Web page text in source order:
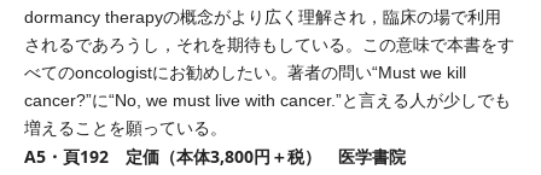
dormancy therapyの概念がより広く理解され，臨床の場で利用
されるであろうし，それを期待もしている。この意味で本書をす
べてのoncologistにお勧めしたい。著者の問い“Must we kill
cancer?”に“No, we must live with cancer.”と言える人が少しでも
増えることを願っている。
A5・頁192 定価（本体3,800円＋税） 医学書院